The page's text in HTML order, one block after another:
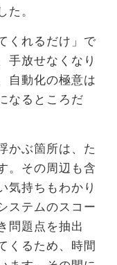
た。
くれるだけ」で
手放せなくなり
自動化の極意は
なるところだ
かぶ箇所は、た
。その周辺も含
気持ちもわかり
ステムのスコー
問題点を抽出
くるため、時間